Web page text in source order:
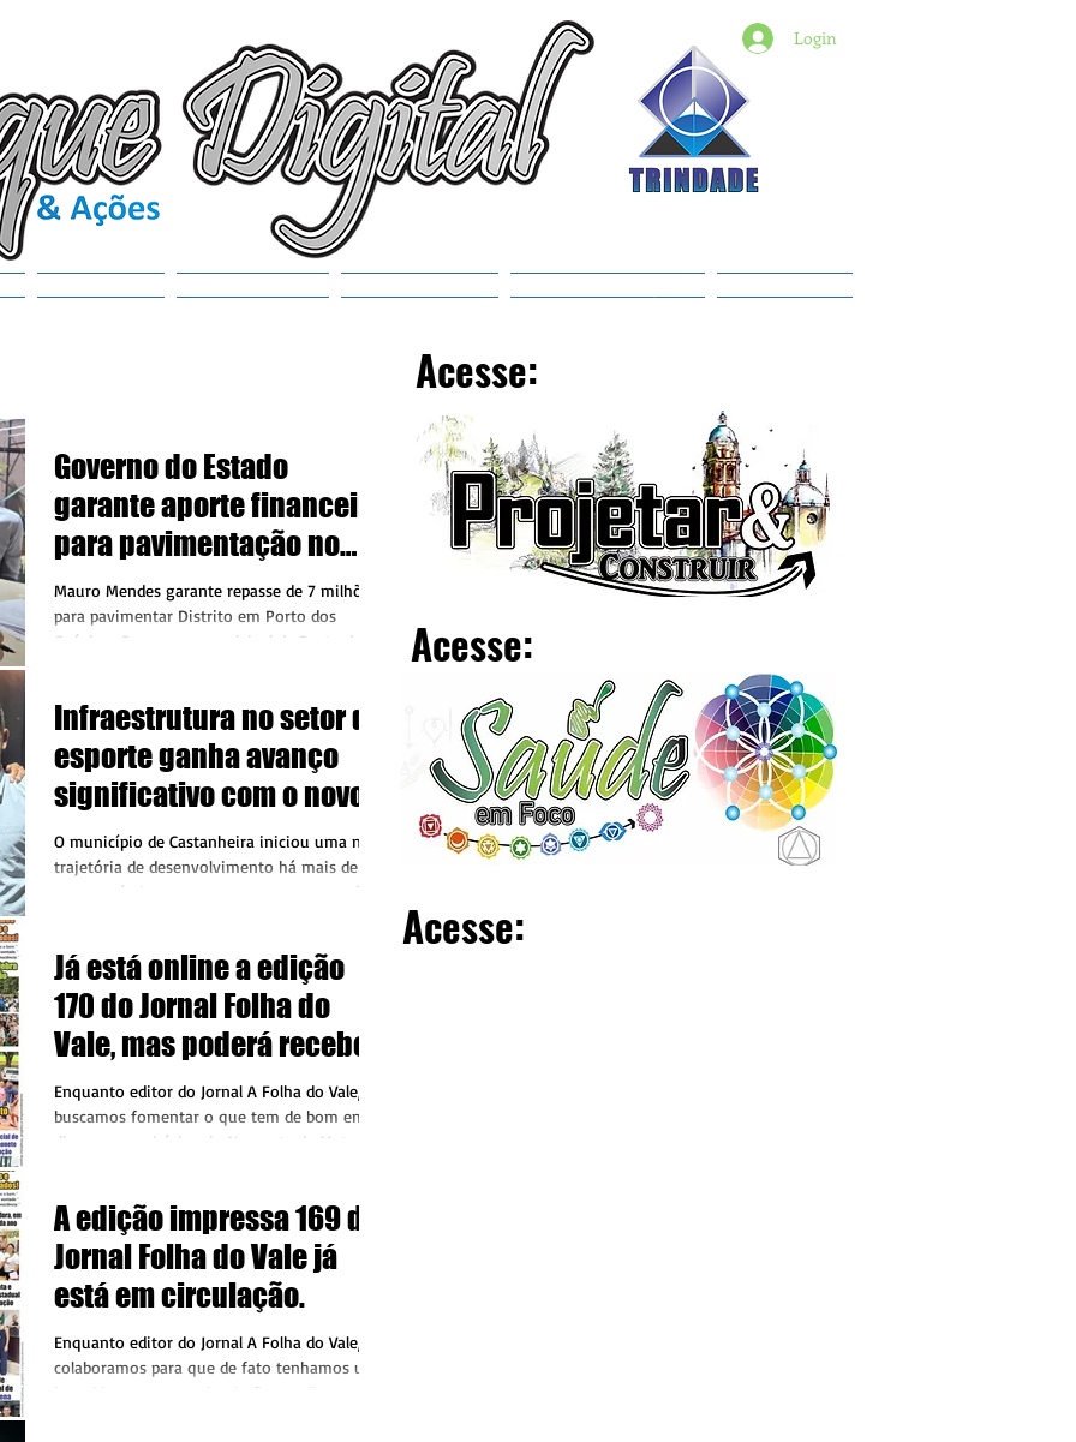
Login
Governo do Estado
garante aporte financeiro
para pavimentação no
distrito da Comunidade
São João
Mauro Mendes garante repasse de 7 milhões
para pavimentar Distrito em Porto dos
Gaúchos O governo municipal de Porto dos
Infraestrutura no setor de
esporte ganha avanço
significativo com o novo
ginásio Poliesportivo
Francisco Augustinho
população
O município de Castanheira iniciou uma nova
trajetória de desenvolvimento há mais de 12
anos, período esse que sempre teve as mãos
Já está online a edição
170 do Jornal Folha do
Vale, mas poderá receber
a edição impressa a
qualquer momento se
sua empresa e o seu
município
Enquanto editor do Jornal A Folha do Vale,
buscamos fomentar o que tem de bom em
diversos municípios do Noroeste de Mato
A edição impressa 169 do
Jornal Folha do Vale já
está em circulação.
Enquanto editor do Jornal A Folha do Vale,
colaboramos para que de fato tenhamos um
jornal impresso em circulação em diversos
Acesse:
Acesse:
Acesse: